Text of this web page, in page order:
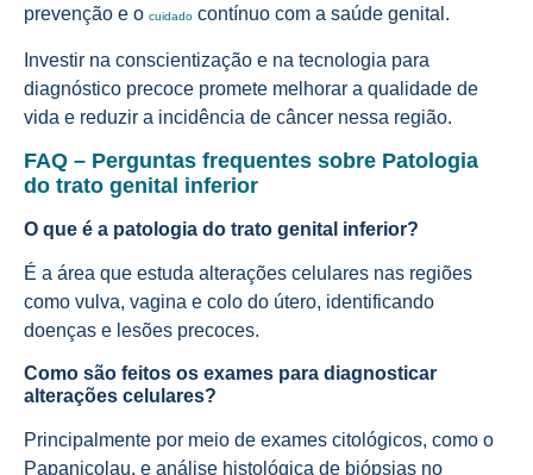
prevenção e o cuidado contínuo com a saúde genital.
Investir na conscientização e na tecnologia para
diagnóstico precoce promete melhorar a qualidade de
vida e reduzir a incidência de câncer nessa região.
FAQ – Perguntas frequentes sobre Patologia
do trato genital inferior
O que é a patologia do trato genital inferior?
É a área que estuda alterações celulares nas regiões
como vulva, vagina e colo do útero, identificando
doenças e lesões precoces.
Como são feitos os exames para diagnosticar
alterações celulares?
Principalmente por meio de exames citológicos, como o
Papanicolau, e análise histológica de biópsias no